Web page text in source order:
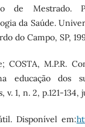
de Mestrado.
da Saúde.
do Campo, SP,
COSTA, M.P.R.
educação dos
v. 1, n. 2, p.121-134,
Disponível em: